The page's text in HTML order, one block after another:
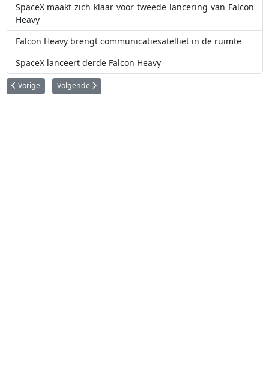
SpaceX maakt zich klaar voor tweede lancering van Falcon
Heavy
Falcon Heavy brengt communicatiesatelliet in de ruimte
SpaceX lanceert derde Falcon Heavy
Vorig artikel: Falcon Heavy en Tesla Roadster gaan de ruimte in
Vorige Volgende artikel: India brengt 31 satellieten in de ruimte
Volgende